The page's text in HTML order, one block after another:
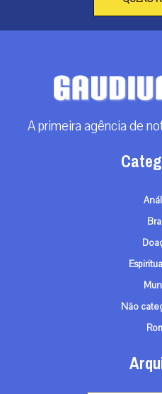
A primeira agência de
Não